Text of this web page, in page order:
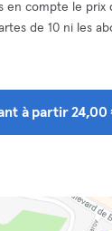
en compte le
de 10 ni les
à partir 24,00